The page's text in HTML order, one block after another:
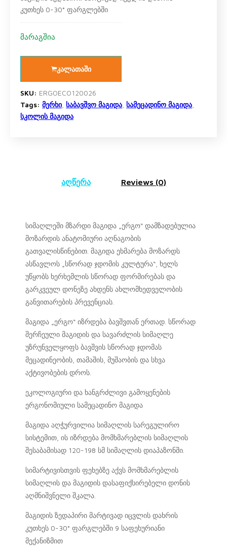
კუთხეს 0-30° ფარგლებში
მარაგშია
კალათაში
SKU: ERGOECO120026
Tags: მერხი საბავშვო მაგიდა სამეცადინო მაგიდა
სკოლის მაგიდა
აღწერა Reviews (0)
სიმაღლეში მზარდი მაგიდა „ერგო“ დამზადებულია
მოზარდის ანატომიური აღნაგობის
გათვალისწინებით. მაგიდა ეხმარება მოზარდს
ასწავლოს „სწორად ჯდომის კულტურა“, ხელს
უწყობს ხერხემლის სწორად ფორმირებას და
გარკვეულ დონეზე ახდენს ახლომხედველობის
განვითარების პრევენციას.
მაგიდა „ერგო“ იზრდება ბავშვთან ერთად. სწორად
შერჩეული მაგიდის და სავარძლის სიმაღლე
უზრუნველყოფს ბავშვის სწორად ჯდომას
მეცადინეობის, თამაშის, მუშაობის და სხვა
აქტივობების დროს.
ეკოლოგიური და ხანგრძლივი გამოყენების
ერგონომიული სამეცადინო მაგიდა
მაგიდა აღჭურვილია სიმაღლის სარეგულირო
სისტემით, ის იზრდება მომხმარებლის სიმაღლის
შესაბამისად 120-198 სმ სიმაღლის დიაპაზონში.
სიმარტივისთვის ფეხებზე აქვს მომხმარებლის
სიმაღლის და მაგიდის დასაფიქსირებელი დონის
აღმნიშვნელი შკალა.
მაგიდის ზედაპირი მარტივად იცვლის დახრის
კუთხეს 0-30° ფარგლებში 9 საფეხურიანი
მექანიზმით